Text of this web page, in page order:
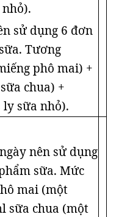
sử dụng 6 đơn
Tương
phô mai) +
chua) +
ly sữa nhỏ).
nên sử dụng
sữa. Mức
mai (một
sữa chua (một